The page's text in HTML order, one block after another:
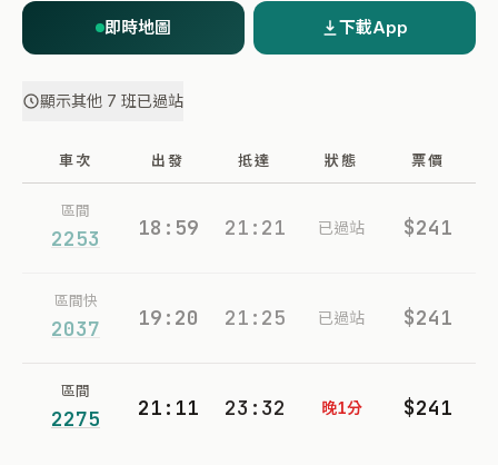
即時地圖 下載App
顯示其他 7 班已過站
車次 出發 抵達 狀態 票價
區間
2253 18:59 21:21 已過站 $241
區間快
2037 19:20 21:25 已過站 $241
區間
2275 21:11 23:32 晚1分 $241